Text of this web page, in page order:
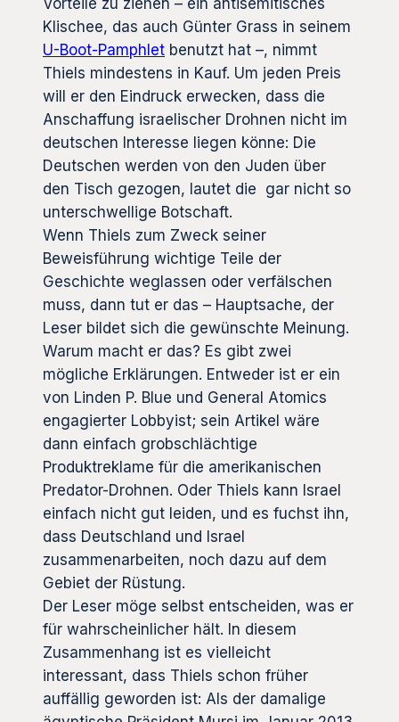
Klischee, das auch Günter Grass in seinem
U-Boot-Pamphlet benutzt hat –, nimmt
Thiels mindestens in Kauf. Um jeden Preis
will er den Eindruck erwecken, dass die
Anschaffung israelischer Drohnen nicht im
deutschen Interesse liegen könne: Die
Deutschen werden von den Juden über
den Tisch gezogen, lautet die gar nicht so
unterschwellige Botschaft.
Wenn Thiels zum Zweck seiner
Beweisführung wichtige Teile der
Geschichte weglassen oder verfälschen
muss, dann tut er das – Hauptsache, der
Leser bildet sich die gewünschte Meinung.
Warum macht er das? Es gibt zwei
mögliche Erklärungen. Entweder ist er ein
von Linden P. Blue und General Atomics
engagierter Lobbyist; sein Artikel wäre
dann einfach grobschlächtige
Produktreklame für die amerikanischen
Predator-Drohnen. Oder Thiels kann Israel
einfach nicht gut leiden, und es fuchst ihn,
dass Deutschland und Israel
zusammenarbeiten, noch dazu auf dem
Gebiet der Rüstung.
Der Leser möge selbst entscheiden, was er
für wahrscheinlicher hält. In diesem
Zusammenhang ist es vielleicht
interessant, dass Thiels schon früher
auffällig geworden ist: Als der damalige